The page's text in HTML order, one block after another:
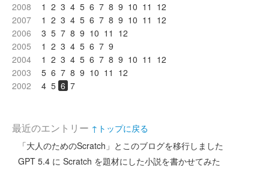
2008
1 2 3 4 5 6 7 8 9 10 11 12
2007
1 2 3 4 5 6 7 8 9 10 11 12
2006
3 5 7 8 9 10 11 12
2005
1 2 3 4 5 6 7 9
2004
1 2 3 4 5 6 7 8 9 10 11 12
2003
5 6 7 8 9 10 11 12
2002
4 5 6 7
最近のエントリー ↑トップに戻る
「大人のためのScratch」とこのブログを移行しました
GPT 5.4 に Scratch を題材にした小説を書かせてみた